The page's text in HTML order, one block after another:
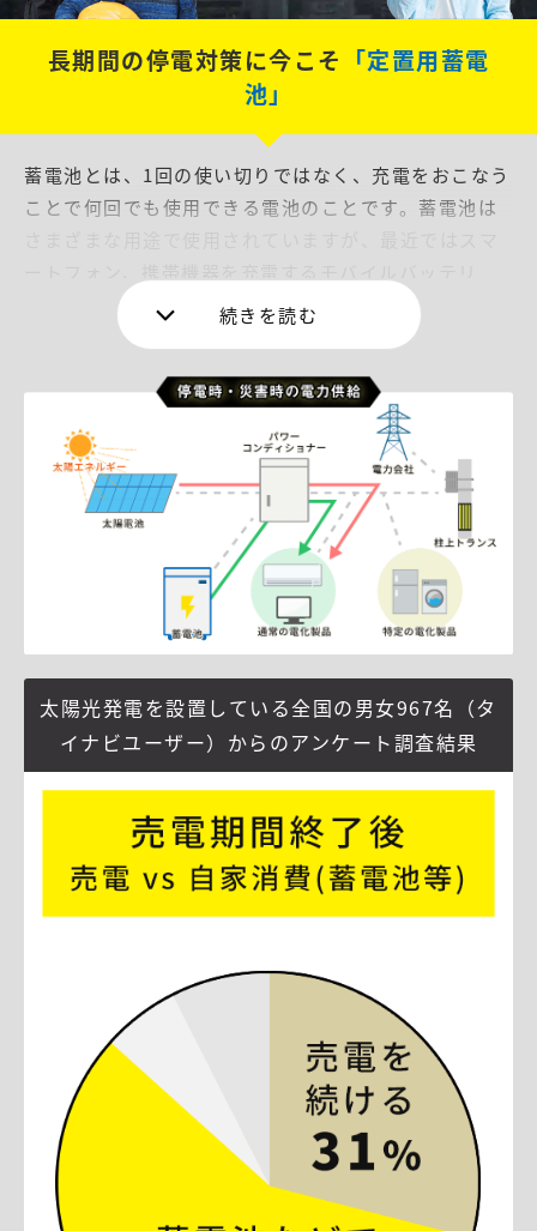
長期間の停電対策に今こそ 「定置用蓄電
池」
蓄電池とは、1回の使い切りではなく、充電をおこなう
ことで何回でも使用できる電池のことです。蓄電池は
ー、ノートパソコン、デジタルカメラなどに使用され
ています。
ご家庭や企業などで導入されている蓄電池は定置用蓄
電池とよばれるものです。携帯機器に使用されるもの
より蓄電容量が多く、太陽光発電設備と連携し充電す
ることができます。屋内に設置する屋内タイプと、屋
外に設置する屋外タイプがあります。
また、一般家庭用の家庭用蓄電池と、企業が設置する
家庭用より容量の多い産業用蓄電池が各メーカーから
販売されています。
太陽光発電を設置している全国の男女967名（タ
イナビユーザー） からのアンケート調査結果